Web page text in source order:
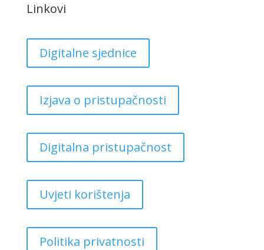
Linkovi
Digitalne sjednice
Izjava o pristupačnosti
Digitalna pristupačnost
Uvjeti korištenja
Politika privatnosti